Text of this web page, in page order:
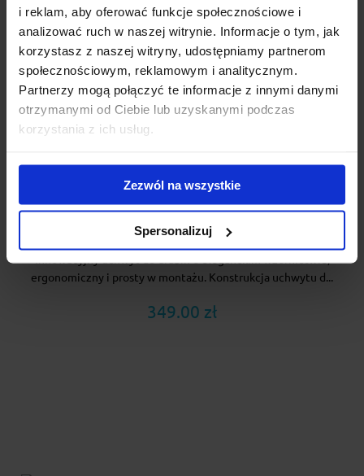
i reklam, aby oferować funkcje społecznościowe i
analizować ruch w naszej witrynie. Informacje o tym, jak
korzystasz z naszej witryny, udostępniamy partnerom
społecznościowym, reklamowym i analitycznym.
Partnerzy mogą połączyć te informacje z innymi danymi
otrzymanymi od Ciebie lub uzyskanymi podczas
korzystania z ich usług.
Zezwól na wszystkie
Spersonalizuj
Uchwyt do drabiny Cruz Ladder Clamp 44 cm 941-
043
ergonomiczny i prosty w montażu. Konstrukcja uchwytu d...
349.00 zł